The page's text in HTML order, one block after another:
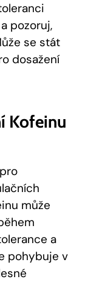
pozoruj,
se ⁤stát
dosažení
Kofeinu
může
a
pohybuje v